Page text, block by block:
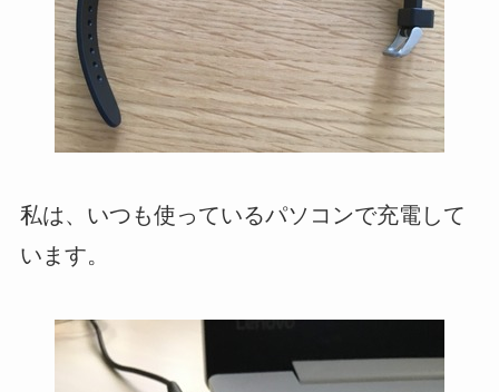
私は、いつも使っているパソコンで充電して
います。